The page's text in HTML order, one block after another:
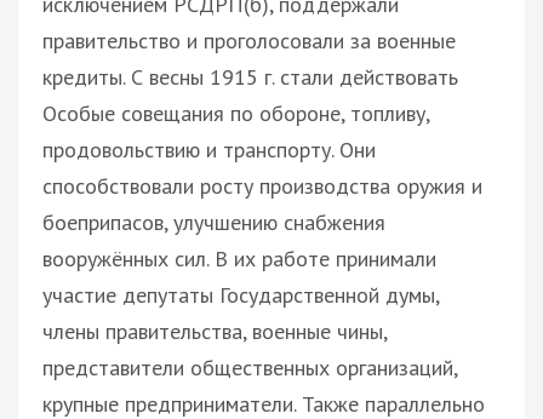
правительство и проголосовали за военные
кредиты. С весны 1915 г. стали действовать
Особые совещания по обороне, топливу,
продовольствию и транспорту. Они
способствовали росту производства оружия и
боеприпасов, улучшению снабжения
вооружённых сил. В их работе принимали
участие депутаты Государственной думы,
члены правительства, военные чины,
представители общественных организаций,
крупные предприниматели. Также параллельно